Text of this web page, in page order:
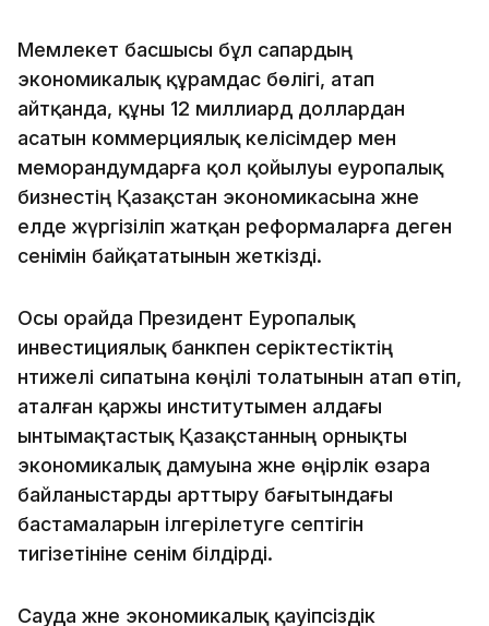
Мемлекет басшысы бұл сапардың
экономикалық құрамдас бөлігі, атап
айтқанда, құны 12 миллиард доллардан
асатын коммерциялық келісімдер мен
меморандумдарға қол қойылуы еуропалық
бизнестің Қазақстан экономикасына және
елде жүргізіліп жатқан реформаларға деген
сенімін байқататынын жеткізді.
Осы орайда Президент Еуропалық
инвестициялық банкпен серіктестіктің
нәтижелі сипатына көңілі толатынын атап өтіп,
аталған қаржы институтымен алдағы
ынтымақтастық Қазақстанның орнықты
экономикалық дамуына және өңірлік өзара
байланыстарды арттыру бағытындағы
бастамаларын ілгерілетуге септігін
тигізетініне сенім білдірді.
Сауда және экономикалық қауіпсіздік